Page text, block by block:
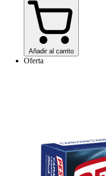
Añadir al carrito
Oferta